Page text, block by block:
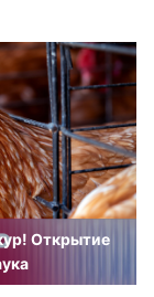
Открытие